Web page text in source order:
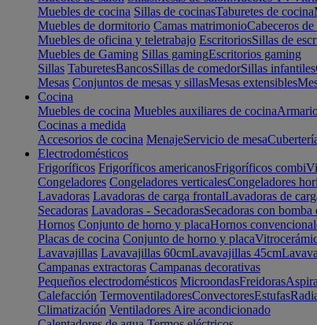
Muebles de cocina Sillas de cocinasTaburetes de cocina
Muebles de dormitorio Camas matrimonioCabeceros
Muebles de oficina y teletrabajo EscritoriosSillas de
Muebles de Gaming Sillas gamingEscritorios gaming
Sillas TaburetesBancosSillas de comedorSillas infantiles
Mesas Conjuntos de mesas y sillasMesas extensibles
Cocina
Muebles de cocina Muebles auxiliares de cocina
Cocinas a medida
Accesorios de cocina MenajeServicio de mesa
Electrodomésticos
Frigoríficos Frigoríficos americanosFrigoríficos combi
Congeladores Congeladores verticalesCongeladores
Lavadoras Lavadoras de carga frontalLavadoras de
Secadoras Lavadoras - SecadorasSecadoras con bomba
Hornos Conjunto de horno y placaHornos
Placas de cocina Conjunto de horno y placa
Lavavajillas Lavavajillas 60cmLavavajillas 45cm
Campanas extractoras Campanas decorativas
Pequeños electrodomésticos MicroondasFreidoras
Calefacción TermoventiladoresConvectoresEstufas
Climatización Ventiladores Aire acondicionado